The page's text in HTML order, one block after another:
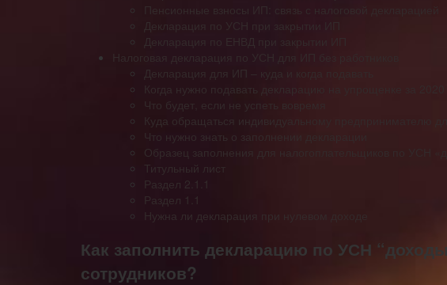
Пенсионные взносы ИП: связь с налоговой декларацией
Декларация по УСН при закрытии ИП
Декларация по ЕНВД при закрытии ИП
Налоговая декларация по УСН для ИП без работников
Декларация для ИП – куда и когда подавать
Когда нужно подавать декларацию на упрощенке за 2020
Что будет, если не успеть вовремя
Куда обращаться индивидуальному предпринимателю
Что нужно знать о заполнении декларации
Образец заполнения для налогоплательщиков по УСН
Титульный лист
Раздел 2.1.1
Раздел 1.1
Нужна ли декларация при нулевом доходе
Как заполнить декларацию по УСН
сотрудников?